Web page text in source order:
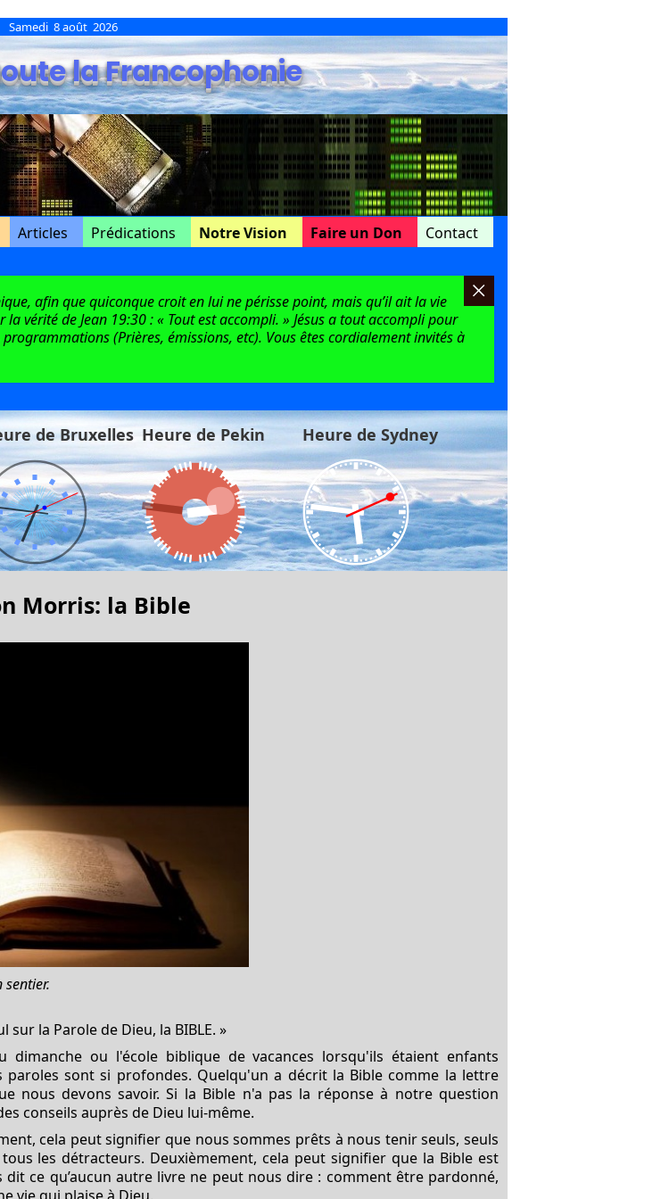
Samedi 8 août 2026
la Francophonie
Articles Prédications Notre Vision Faire un Don Contact
afin que quiconque croit en lui ne périsse point, mais qu’il ait la vie
la vérité de Jean 19:30 : « Tout est accompli. » Jésus a tout accompli pour
(Prières, émissions, etc). Vous êtes cordialement invités à
de Bruxelles Heure de Pekin Heure de Sydney
Morris: la Bible
sur la Parole de Dieu, la BIBLE. »
ou l'école biblique de vacances lorsqu'ils étaient enfants
sont si profondes. Quelqu'un a décrit la Bible comme la lettre
nous devons savoir. Si la Bible n'a pas la réponse à notre question
conseils auprès de Dieu lui-même.
cela peut signifier que nous sommes prêts à nous tenir seuls, seuls
les détracteurs. Deuxièmement, cela peut signifier que la Bible est
ce qu’aucun autre livre ne peut nous dire : comment être pardonné,